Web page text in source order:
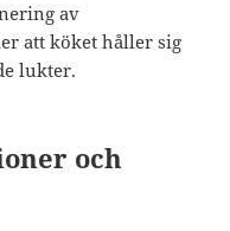
av
att köket håller sig
lukter.
och